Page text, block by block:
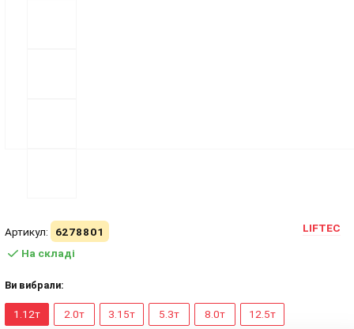
Артикул:
6278801
На складі
LIFTEC
Ви вибрали:
1.12т 2.0т 3.15т 5.3т 8.0т 12.5т